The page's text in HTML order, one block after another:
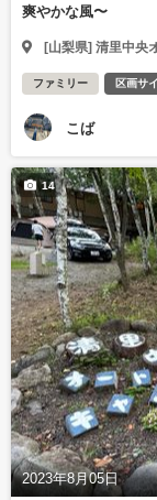
爽やかな風〜
[山梨県] 清里中央
ファミリー 区画サ
こば
2023年8月05日
14